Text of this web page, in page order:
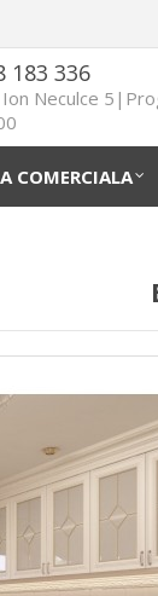
183 336
Neculce
COMERCIALA